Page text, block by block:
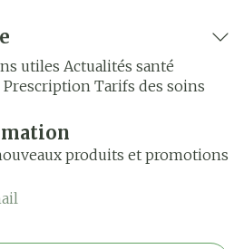
utiles Actualités santé
Prescription Tarifs des soins
produits et promotions